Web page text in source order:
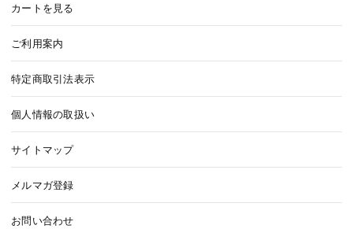
カートを見る
ご利用案内
特定商取引法表示
個人情報の取扱い
サイトマップ
メルマガ登録
お問い合わせ